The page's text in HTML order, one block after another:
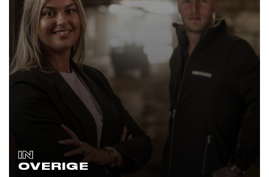
IN
OVERIGE